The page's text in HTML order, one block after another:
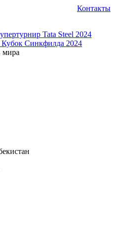
Контакты
Tata Steel 2024
Кубок Синкфилда 2024
мира